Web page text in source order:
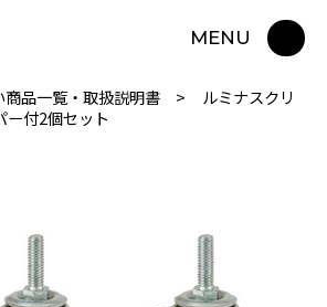
MENU
商品一覧・取扱説明書
ルミナスクリ
ー付2個セット